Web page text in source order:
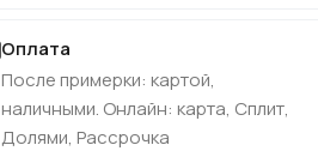
Оплата
После примерки: картой,
наличными. Онлайн: карта, Сплит,
Долями, Рассрочка